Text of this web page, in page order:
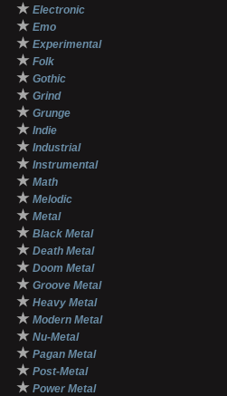
★ Electronic
★ Emo
★ Experimental
★ Folk
★ Gothic
★ Grind
★ Grunge
★ Indie
★ Industrial
★ Instrumental
★ Math
★ Melodic
★ Metal
★ Black Metal
★ Death Metal
★ Doom Metal
★ Groove Metal
★ Heavy Metal
★ Modern Metal
★ Nu-Metal
★ Pagan Metal
★ Post-Metal
★ Power Metal